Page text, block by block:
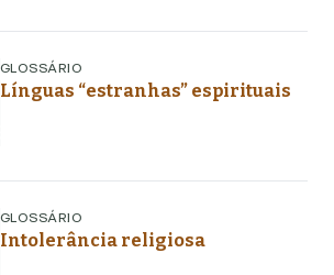
GLOSSÁRIO
Línguas “estranhas” espirituais
GLOSSÁRIO
Intolerância religiosa